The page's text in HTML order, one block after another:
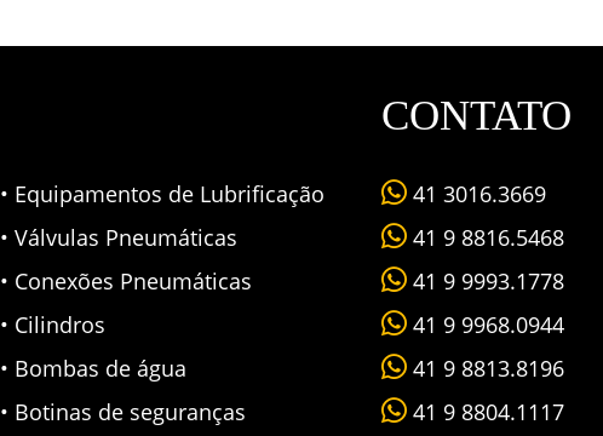
• Equipamentos de Lubrificação
• Válvulas Pneumáticas
• Conexões Pneumáticas
• Cilindros
• Bombas de água
• Botinas de seguranças
CONTATO
41 3016.3669
41 9 8816.5468
41 9 9993.1778
41 9 9968.0944
41 9 8813.8196
41 9 8804.1117